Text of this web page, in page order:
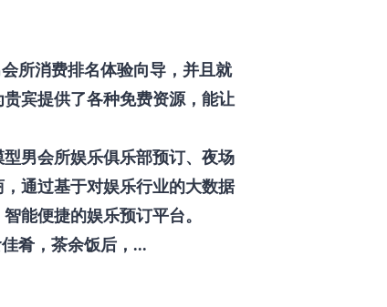
所消费排名体验向导，并且就
宾提供了各种免费资源，能让
男会所娱乐俱乐部预订、夜场
通过基于对娱乐行业的大数据
能便捷的娱乐预订平台。
肴，茶余饭后，...